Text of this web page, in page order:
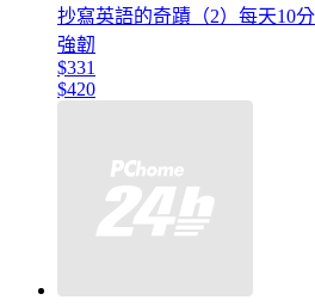
抄寫英語的奇蹟（2）每天10
強韌
$331
$420